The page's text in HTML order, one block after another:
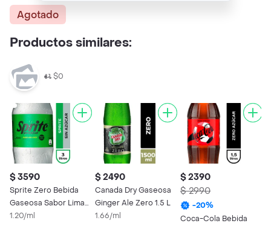
Agotado
Productos similares:
$0
$ 3590
Sprite Zero Bebida
Gaseosa Sabor Lima
Limón Zero 3 L
1.20/ml
$ 2490
Canada Dry Gaseosa
Ginger Ale Zero 1.5 L
1.66/ml
$ 2390
$ 2990
-20%
Coca-Cola Bebida